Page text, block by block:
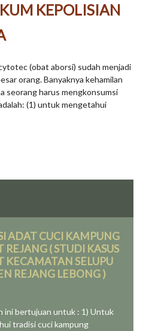
KEPOLISIAN
(obat aborsi) sudah menjadi
orang. Banyaknya kehamilan
seorang harus mengkonsumsi
(1) untuk mengetahui
ADAT CUCI KAMPUNG
REJANG ( STUDI KASUS
KECAMATAN SELUPU
REJANG LEBONG )
ini bertujuan untuk : 1) Untuk
tradisi cuci kampung